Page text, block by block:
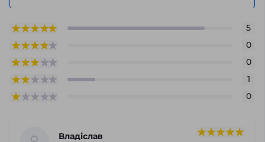
5
0
0
1
0
Владіслав